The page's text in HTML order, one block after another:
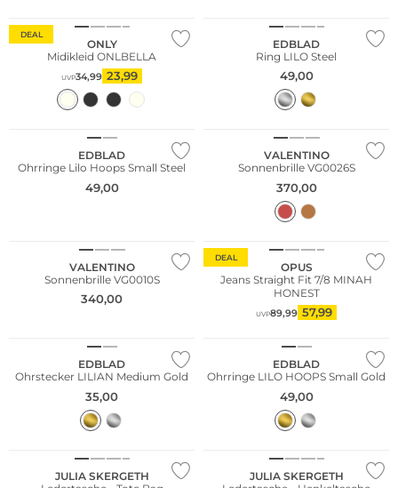
DEAL
ONLY
Midikleid ONLBELLA
UVP34,99 23,99
EDBLAD
Ring LILO Steel
49,00
EDBLAD
Ohrringe Lilo Hoops Small Steel
49,00
VALENTINO
Sonnenbrille VG0026S
370,00
VALENTINO
Sonnenbrille VG0010S
340,00
DEAL
OPUS
Jeans Straight Fit 7/8 MINAH
HONEST
UVP89,99 57,99
EDBLAD
Ohrstecker LILIAN Medium Gold
35,00
EDBLAD
Ohrringe LILO HOOPS Small Gold
49,00
JULIA SKERGETH
JULIA SKERGETH